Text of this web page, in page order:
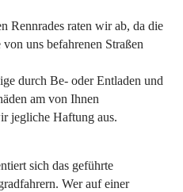
Rennrades raten wir ab, da die
uns befahrenen Straßen
durch Be- oder Entladen und
am von Ihnen
jegliche Haftung aus.
sich das geführte
Wer auf einer